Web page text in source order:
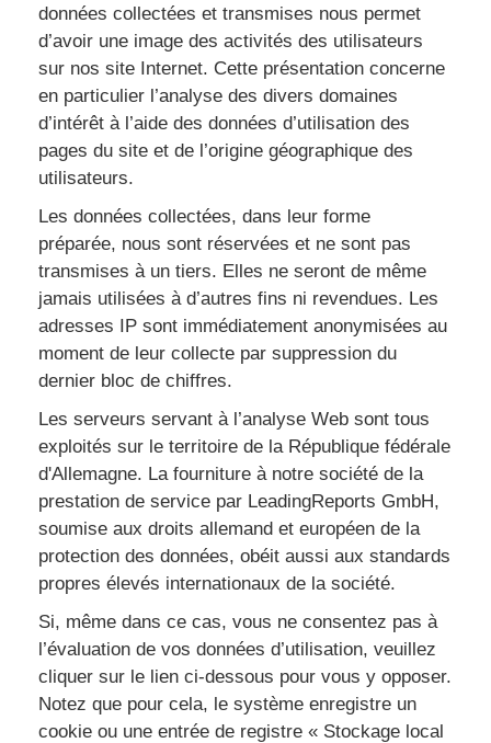
données collectées et transmises nous permet
d’avoir une image des activités des utilisateurs
sur nos site Internet. Cette présentation concerne
en particulier l’analyse des divers domaines
d’intérêt à l’aide des données d’utilisation des
pages du site et de l’origine géographique des
utilisateurs.
Les données collectées, dans leur forme
préparée, nous sont réservées et ne sont pas
transmises à un tiers. Elles ne seront de même
jamais utilisées à d’autres fins ni revendues. Les
adresses IP sont immédiatement anonymisées au
moment de leur collecte par suppression du
dernier bloc de chiffres.
Les serveurs servant à l’analyse Web sont tous
exploités sur le territoire de la République fédérale
d'Allemagne. La fourniture à notre société de la
prestation de service par LeadingReports GmbH,
soumise aux droits allemand et européen de la
protection des données, obéit aussi aux standards
propres élevés internationaux de la société.
Si, même dans ce cas, vous ne consentez pas à
l’évaluation de vos données d’utilisation, veuillez
cliquer sur le lien ci-dessous pour vous y opposer.
Notez que pour cela, le système enregistre un
cookie ou une entrée de registre « Stockage local